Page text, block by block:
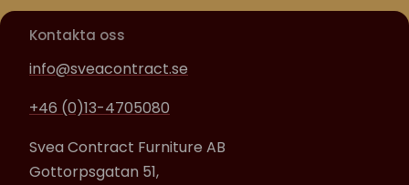
Kontakta oss
info@sveacontract.se
+46 (0)13-4705080
Svea Contract Furniture AB
Gottorpsgatan 51,